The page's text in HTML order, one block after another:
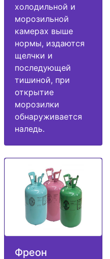
холодильной и
морозильной
камерах выше
нормы, издаются
щелчки и
последующей
тишиной, при
открытие
морозилки
обнаруживается
наледь.
Фреон